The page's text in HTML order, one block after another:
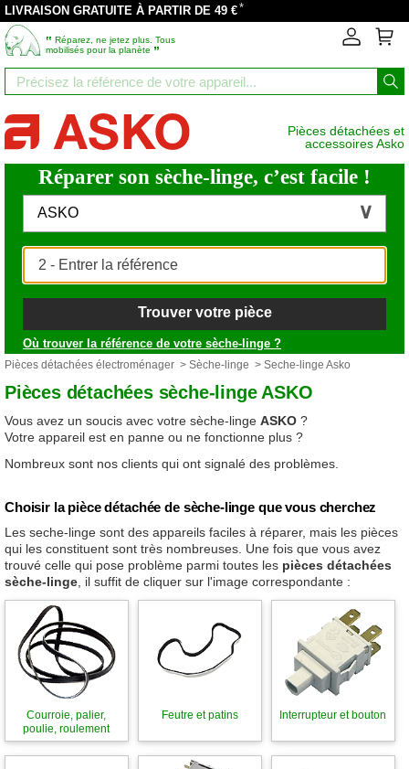
LIVRAISON GRATUITE À PARTIR DE 49 €*
‟ Réparez, ne jetez plus. Tous
mobilisés pour la planète ”
Pièces détachées et
accessoires Asko
Réparer son sèche-linge, c’est facile !
ASKO
Trouver votre pièce
Où trouver la référence de votre sèche-linge ?
Pièces détachées électroménager > Sèche-linge > Seche-linge Asko
Pièces détachées sèche-linge ASKO
Vous avez un soucis avec votre sèche-linge ASKO ?
Votre appareil est en panne ou ne fonctionne plus ?
Nombreux sont nos clients qui ont signalé des problèmes.
Choisir la pièce détachée de sèche-linge que vous cherchez
Les seche-linge sont des appareils faciles à réparer, mais les pièces
qui les constituent sont très nombreuses. Une fois que vous avez
trouvé celle qui pose problème parmi toutes les pièces détachées
sèche-linge , il suffit de cliquer sur l'image correspondante :
Courroie, palier,
poulie, roulement
Feutre et patins Interrupteur et bouton